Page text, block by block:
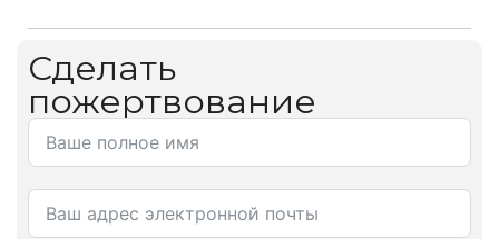
Сделать
пожертвование